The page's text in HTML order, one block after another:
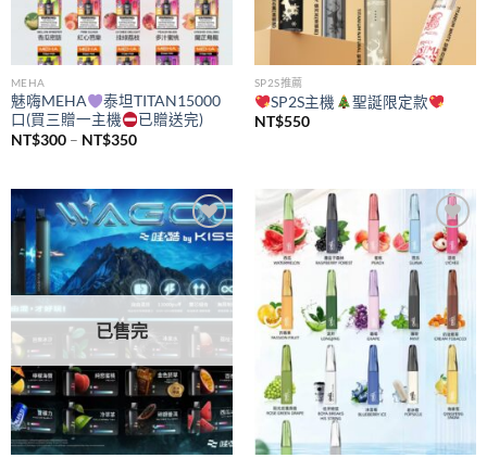
MEHA
魅嗨MEHA
泰坦TITAN15000
口(買三贈一主機
已贈送完)
NT$300 – NT$350價
NT$300
到
NT$350
SP2S推薦
SP2S主機
聖誕限定款
NT$550
Add to
wishlist
已售完
Add to
wishlist